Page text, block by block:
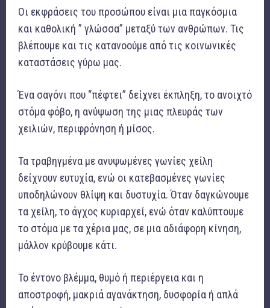
Οι εκφράσεις του προσώπου είναι μια παγκόσμια
και καθολική ” γλώσσα” μεταξύ των ανθρώπων. Τις
βλέπουμε και τις κατανοούμε από τις κοινωνικές
καταστάσεις γύρω μας.
Ένα σαγόνι που “πέφτει” δείχνει έκπληξη, το ανοιχτό
στόμα φόβο, η ανύψωση της μιας πλευράς των
χειλιών, περιφρόνηση ή μίσος.
Τα τραβηγμένα με ανυψωμένες γωνίες χείλη
δείχνουν ευτυχία, ενώ οι κατεβασμένες γωνίες
υποδηλώνουν θλίψη και δυστυχία. Όταν δαγκώνουμε
τα χείλη, το άγχος κυριαρχεί, ενώ όταν καλύπτουμε
το στόμα με τα χέρια μας, σε μια αδιάφορη κίνηση,
μάλλον κρύβουμε κάτι.
Το έντονο βλέμμα, θυμό ή περιέργεια και η
αποστροφή, μακριά αγανάκτηση, δυσφορία ή απλά